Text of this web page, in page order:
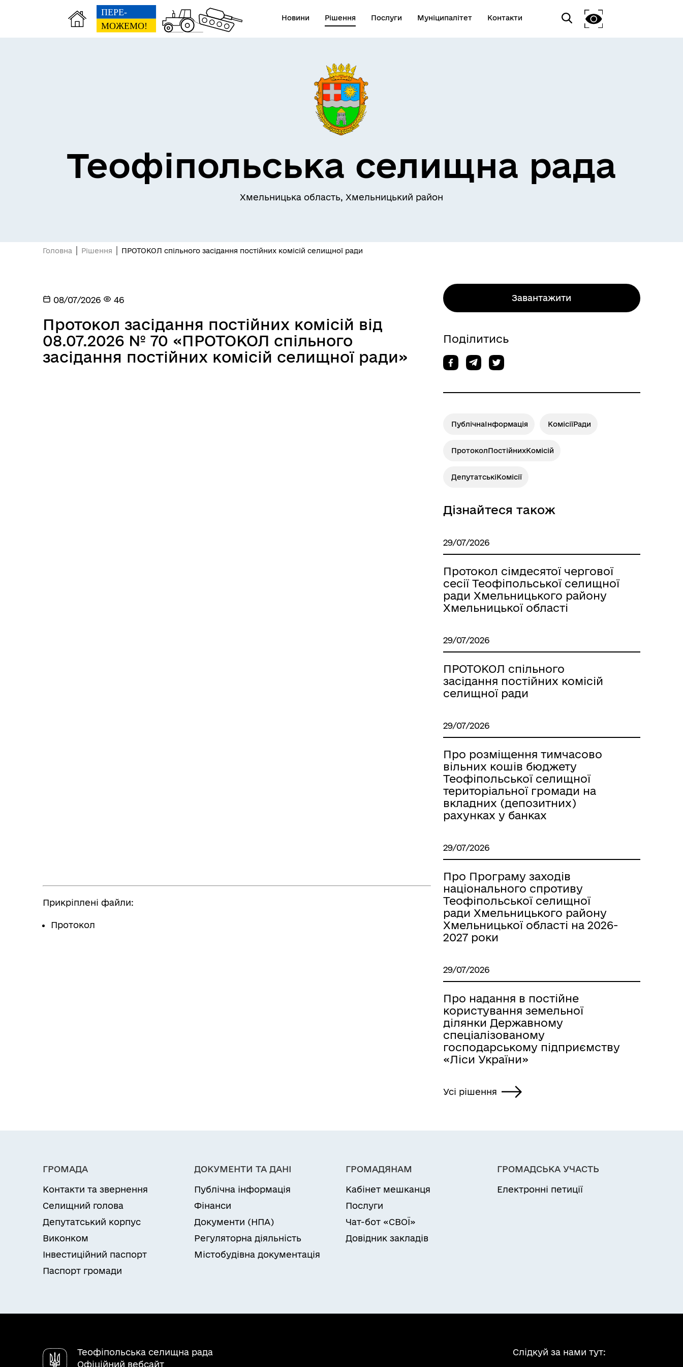
Новини Рішення Послуги Муніципалітет Контакти
Теофіпольська селищна рада
Хмельницька область, Хмельницький район
Головна Рішення ПРОТОКОЛ спільного засідання постійних комісій селищної ради
08/07/2026 46
Протокол засідання постійних комісій від
08.07.2026 № 70 «ПРОТОКОЛ спільного
засідання постійних комісій селищної ради»
Прикріплені файли:
Протокол
Завантажити
Поділитись
ПублічнаІнформація КомісіїРади
ПротоколПостійнихКомісій
ДепутатськіКомісії
Дізнайтеся також
29/07/2026
Протокол сімдесятої чергової
сесії Теофіпольської селищної
ради Хмельницького району
Хмельницької області
29/07/2026
ПРОТОКОЛ спільного
засідання постійних комісій
селищної ради
29/07/2026
Про розміщення тимчасово
вільних кошів бюджету
Теофіпольської селищної
територіальної громади на
вкладних (депозитних)
рахунках у банках
29/07/2026
Про Програму заходів
національного спротиву
Теофіпольської селищної
ради Хмельницького району
Хмельницької області на 2026-
2027 роки
29/07/2026
Про надання в постійне
користування земельної
ділянки Державному
спеціалізованому
господарському підприємству
«Ліси України»
Усі рішення
ГРОМАДА
Контакти та звернення
Селищний голова
Депутатський корпус
Виконком
Інвестиційний паспорт
Паспорт громади
ДОКУМЕНТИ ТА ДАНІ
Публічна інформація
Фінанси
Документи (НПА)
Регуляторна діяльність
Містобудівна документація
ГРОМАДЯНАМ
Кабінет мешканця
Послуги
Чат-бот «СВОЇ»
Довідник закладів
ГРОМАДСЬКА УЧАСТЬ
Електронні петиції
Теофіпольська селищна рада
Офіційний вебсайт
Слідкуй за нами тут: